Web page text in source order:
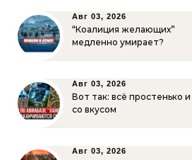
Авг 03, 2026
“Коалиция желающих”
медленно умирает?
Авг 03, 2026
Вот так: всё простенько и
со вкусом
Авг 03, 2026